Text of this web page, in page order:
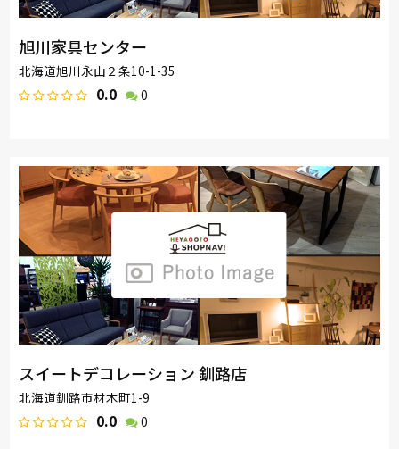
旭川家具センター
北海道旭川永山２条10-1-35
0.0 0
スイートデコレーション 釧路店
北海道釧路市材木町1-9
0.0 0